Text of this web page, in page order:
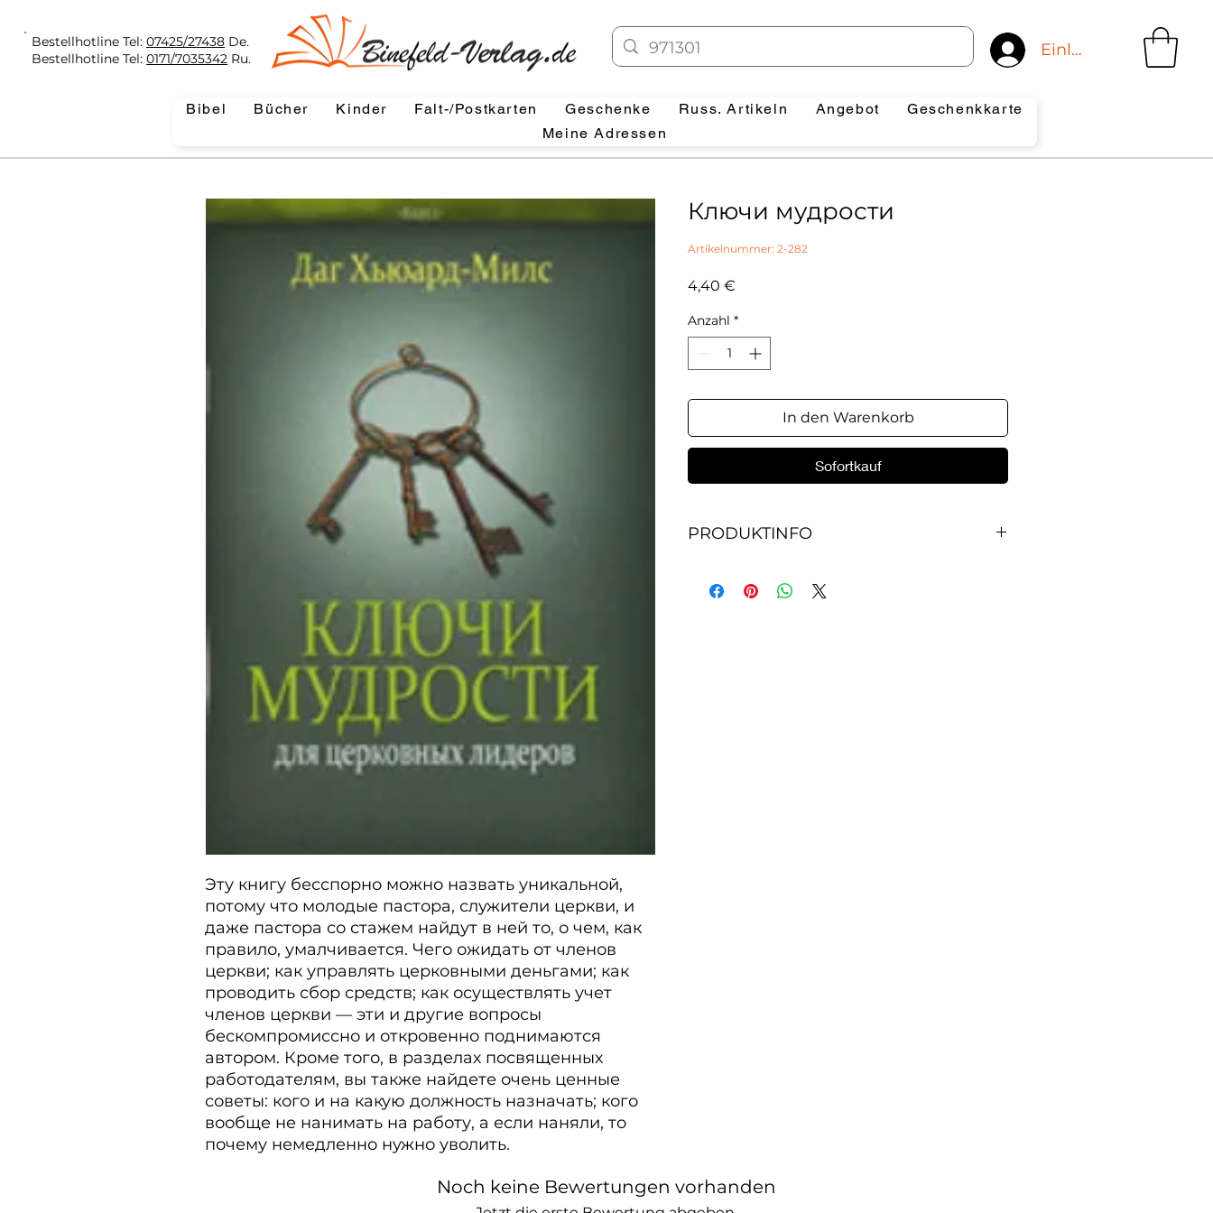
Bestellhotline Tel:07425/27438 De.
Bestellhotline Tel:0171/7035342 Ru. Einloggen
Bibel Bücher Kinder Falt-/Postkarten Geschenke Russ. Artikeln Angebot
Geschenkkarte
Meine Adressen
Эту книгу бесспорно можно назвать уникальной,
потому что молодые пастора, служители церкви, и
даже пастора со стажем найдут в ней то, о чем, как
правило, умалчивается. Чего ожидать от членов
церкви; как управлять церковными деньгами; как
проводить сбор средств; как осуществлять учет
членов церкви — эти и другие вопросы
бескомпромиссно и откровенно поднимаются
автором. Кроме того, в разделах посвященных
работодателям, вы также найдете очень ценные
советы: кого и на какую должность назначать; кого
вообще не нанимать на работу, а если наняли, то
почему немедленно нужно уволить.
Ключи мудрости
Artikelnummer: 2-282
4,40 €
Anzahl *
In den Warenkorb
Sofortkauf
PRODUKTINFO
уникальной, потому что молодые пастора,
Noch keine Bewertungen vorhanden